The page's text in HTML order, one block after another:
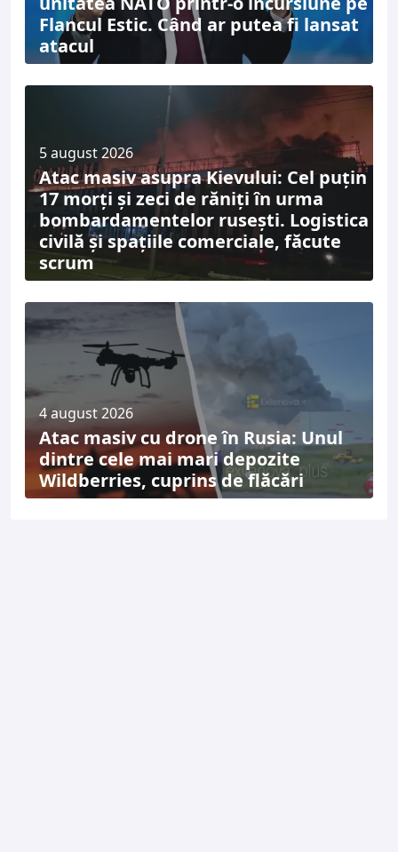
Flancul Estic. Când ar putea fi lansat
atacul
5 august 2026
Atac masiv asupra Kievului: Cel puțin
17 morți și zeci de răniți în urma
bombardamentelor rusești. Logistica
civilă și spațiile comerciale, făcute
scrum
4 august 2026
Atac masiv cu drone în Rusia: Unul
dintre cele mai mari depozite
Wildberries, cuprins de flăcări